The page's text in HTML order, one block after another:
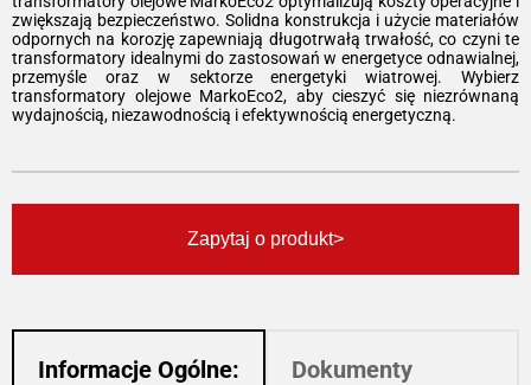
zwiększają bezpieczeństwo. Solidna konstrukcja i użycie materiałów
odpornych na korozję zapewniają długotrwałą trwałość, co czyni te
transformatory idealnymi do zastosowań w energetyce odnawialnej,
przemyśle oraz w sektorze energetyki wiatrowej. Wybierz
transformatory olejowe MarkoEco2, aby cieszyć się niezrównaną
wydajnością, niezawodnością i efektywnością energetyczną.
Zapytaj o produkt
Informacje Ogólne: Dokumenty